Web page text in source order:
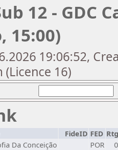
12 - GDC
15:00)
19:06:52,
(Licence 16)
FideID FED Rtg
Da Conceição POR
0